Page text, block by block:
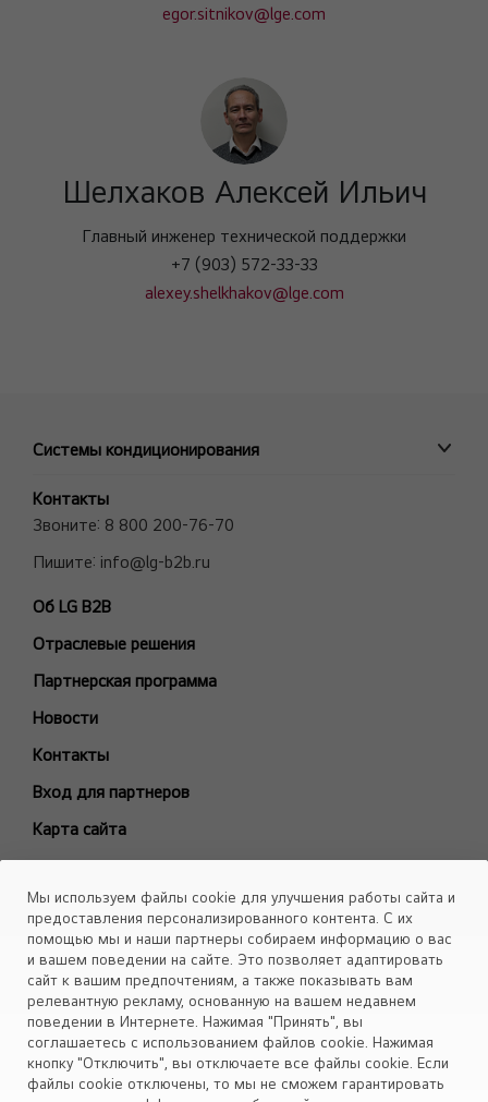
egor.sitnikov@lge.com
Шелхаков Алексей Ильич
Главный инженер технической поддержки
+7 (903) 572-33-33
alexey.shelkhakov@lge.com
Системы кондиционирования
ПРОМЫШЛЕННЫЕ СИСТЕМЫ
MULTI V VRF системы
Полупромышленные сплит-системы
Холодильные Машины (Чиллеры)
Фанкойлы
Модели снятые с производства
БЫТОВЫЕ СПЛИТ-СИСТЕМЫ
ARTCOOL Mirror
ARTCOOL Objet Green
Deluxe Pro
Air PuriCare
Evo Max
Eco Smart
Look Smart
ProCool
Контакты
Звоните: 8 800 200-76-70
Пишите: info@lg-b2b.ru
Об LG B2B
Отраслевые решения
Партнерская программа
Новости
Контакты
Вход для партнеров
Карта сайта
Скачать
Объекты
Установите приложение «Cервис кондиционеров LG Aircon»
Мы используем файлы cookie для улучшения работы сайта и
предоставления персонализированного контента. С их
помощью мы и наши партнеры собираем информацию о вас
и вашем поведении на сайте. Это позволяет адаптировать
сайт к вашим предпочтениям, а также показывать вам
релевантную рекламу, основанную на вашем недавнем
поведении в Интернете. Нажимая "Принять", вы
соглашаетесь с использованием файлов cookie. Нажимая
кнопку "Отключить", вы отключаете все файлы cookie. Если
файлы cookie отключены, то мы не сможем гарантировать